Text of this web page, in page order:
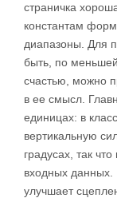
страничка
константам
диапазоны. Для
быть, по
счастью, можно
в ее смысл.
единицах: в
вертикальную
градусах, так
входных
улучшает